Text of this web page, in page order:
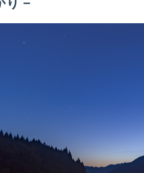
り－